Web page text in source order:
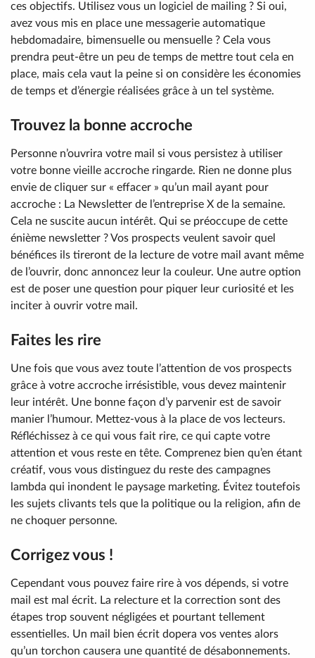
ces objectifs. Utilisez vous un logiciel de mailing ? Si oui,
avez vous mis en place une messagerie automatique
hebdomadaire, bimensuelle ou mensuelle ? Cela vous
prendra peut-être un peu de temps de mettre tout cela en
place, mais cela vaut la peine si on considère les économies
de temps et d’énergie réalisées grâce à un tel système.
Trouvez la bonne accroche
Personne n’ouvrira votre mail si vous persistez à utiliser
votre bonne vieille accroche ringarde. Rien ne donne plus
envie de cliquer sur « effacer » qu’un mail ayant pour
accroche : La Newsletter de l’entreprise X de la semaine.
Cela ne suscite aucun intérêt. Qui se préoccupe de cette
énième newsletter ? Vos prospects veulent savoir quel
bénéfices ils tireront de la lecture de votre mail avant même
de l’ouvrir, donc annoncez leur la couleur. Une autre option
est de poser une question pour piquer leur curiosité et les
inciter à ouvrir votre mail.
Faites les rire
Une fois que vous avez toute l’attention de vos prospects
grâce à votre accroche irrésistible, vous devez maintenir
leur intérêt. Une bonne façon d’y parvenir est de savoir
manier l’humour. Mettez-vous à la place de vos lecteurs.
Réfléchissez à ce qui vous fait rire, ce qui capte votre
attention et vous reste en tête. Comprenez bien qu’en étant
créatif, vous vous distinguez du reste des campagnes
lambda qui inondent le paysage marketing. Évitez toutefois
les sujets clivants tels que la politique ou la religion, afin de
ne choquer personne.
Corrigez vous !
Cependant vous pouvez faire rire à vos dépends, si votre
mail est mal écrit. La relecture et la correction sont des
étapes trop souvent négligées et pourtant tellement
essentielles. Un mail bien écrit dopera vos ventes alors
qu’un torchon causera une quantité de désabonnements.